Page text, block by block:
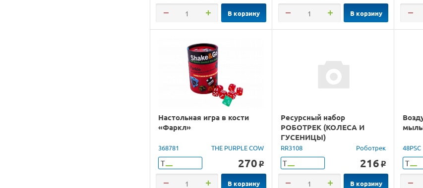
В корзину В корзину
Настольная игра в кости
«Фаркл»
368781 THE PURPLE COW
Т 270 o
В корзину
Ресурсный набор
РОБОТРЕК (КОЛЕСА И
ГУСЕНИЦЫ)
RR3108 Роботрек
Т 216 o
В корзину
48PSC
Т